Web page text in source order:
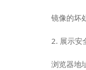
镜像的坏
2. 展示安
浏览器地